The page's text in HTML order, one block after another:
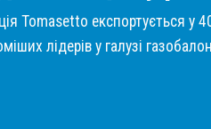
Tomasetto експортується у
лідерів у галузі